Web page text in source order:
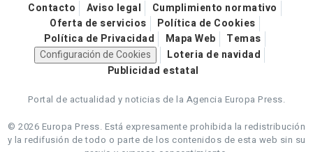
Contacto Aviso legal
Cumplimiento normativo
Oferta de servicios
Política de Cookies
Política de Privacidad
Mapa Web
Temas
Configuración de Cookies
Loteria de navidad
Publicidad estatal
Portal de actualidad y noticias de la Agencia Europa Press.
© 2026 Europa Press. Está expresamente prohibida la redistribución
y la redifusión de todo o parte de los contenidos de esta web sin su